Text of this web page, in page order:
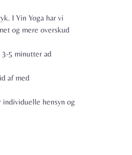
I Yin Yoga har vi
og mere overskud
5 minutter ad
af med
hensyn og